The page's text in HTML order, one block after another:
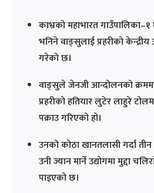
काभ्रको महाभारत
भनिने वाङ्सुलाई प्रहरीको
गरेको छ।
वाङ्सुले जेनजी आन्दोलनको
प्रहरीको हतियार लुटेर लाहुरे
पक्राउ गरिएको हो।
उनको कोठा खानतलासी गर्दा
उनी ज्यान मार्ने उद्योगमा मुद्दा
पाइएको छ।